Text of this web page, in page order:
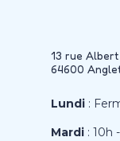
13 rue
64600
Lundi :
Mardi : 10h